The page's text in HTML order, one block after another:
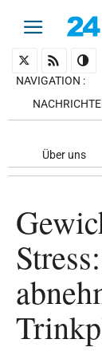
NAVIGATION :
Über uns